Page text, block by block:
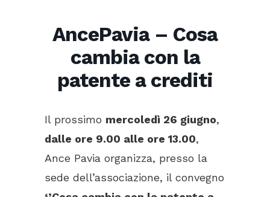
AncePavia – Cosa
cambia con la
patente a crediti
Il prossimo mercoledì 26 giugno,
dalle ore 9.00 alle ore 13.00,
Ance Pavia organizza, presso la
sede dell’associazione, il convegno